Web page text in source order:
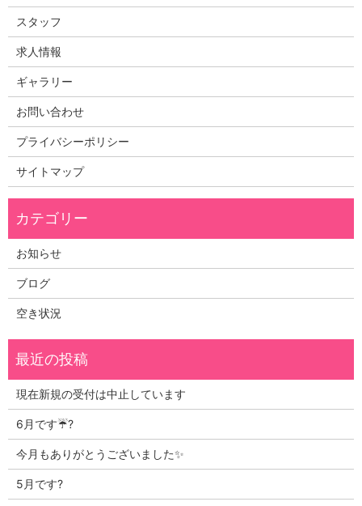
スタッフ
求人情報
ギャラリー
お問い合わせ
プライバシーポリシー
サイトマップ
お知らせ
ブログ
空き状況
現在新規の受付は中止しています
6月です☔?
今月もありがとうございました✨
5月です?